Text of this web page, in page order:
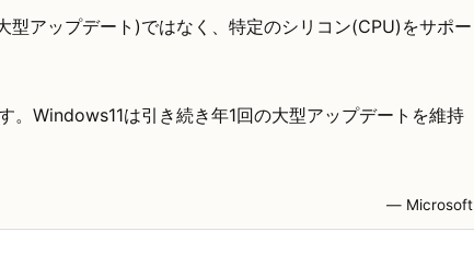
アップデート)ではなく、特定のシリコン(CPU)をサポー
。Windows11は引き続き年1回の大型アップデートを維持
― Microsoft